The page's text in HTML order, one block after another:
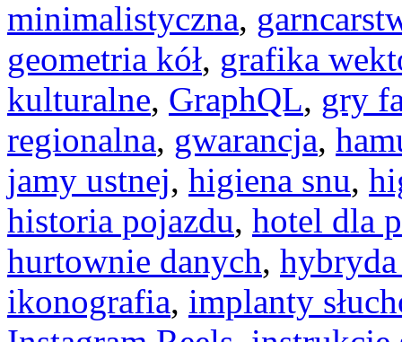
minimalistyczna,
geometria kół, grafika
kulturalne, GraphQL, gry
regionalna, gwarancja,
jamy ustnej, higiena snu,
historia pojazdu, hotel dla
hurtownie danych,
ikonografia, implanty